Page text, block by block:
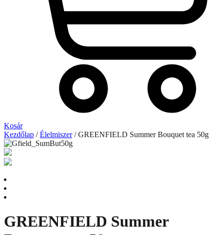
Kosár
Kezdőlap /Élelmiszer/ GREENFIELD Summer Bouquet tea 50g
GREENFIELD Summer